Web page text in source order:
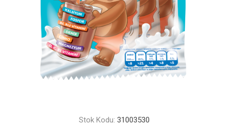
Stok Kodu: 31003530